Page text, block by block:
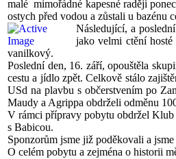
malé mimořádné kapesné raději
ostych před vodou a zůstali u bazénu
Následující, a
jako velmi ctění
vanilkový.
Poslední den, 16. září, opouštěla
cestu a jídlo zpět. Celkově stálo
USd na plavbu s občerstvením po
Maudy a Agrippa obdrželi odměnu
V rámci přípravy pobytu obdržel Klub
s Babicou.
Sponzorům jsme již poděkovali a
O celém pobytu a zejména o historii